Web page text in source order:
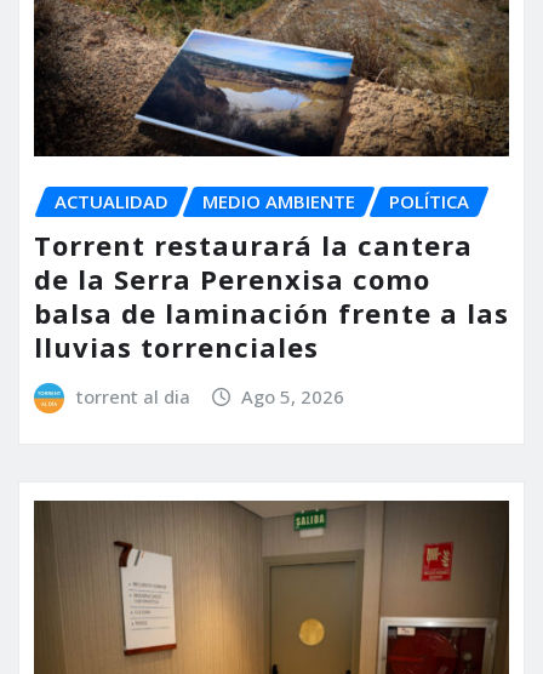
ACTUALIDAD MEDIO AMBIENTE POLÍTICA
Torrent restaurará la cantera
de la Serra Perenxisa como
balsa de laminación frente a las
lluvias torrenciales
torrent al dia Ago 5, 2026